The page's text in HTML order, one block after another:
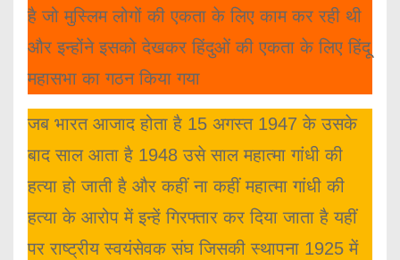
है जो मुस्लिम लोगों की एकता के लिए काम कर रही थी
और इन्होंने इसको देखकर हिंदुओं की एकता के लिए हिंदू
महासभा का गठन किया गया
जब भारत आजाद होता है 15 अगस्त 1947 के उसके
बाद साल आता है 1948 उसे साल महात्मा गांधी की
हत्या हो जाती है और कहीं ना कहीं महात्मा गांधी की
हत्या के आरोप में इन्हें गिरफ्तार कर दिया जाता है यहीं
पर राष्ट्रीय स्वयंसेवक संघ जिसकी स्थापना 1925 में